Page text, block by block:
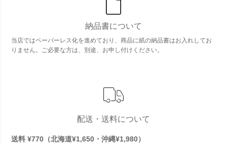
納品書について
当店ではペーパーレス化を進めており、商品に紙の納品書はお入れしてお
りません。ご必要な方は、別途、お申し付けください。
配送・送料について
送料 ¥770（北海道¥1,650・沖縄¥1,980）